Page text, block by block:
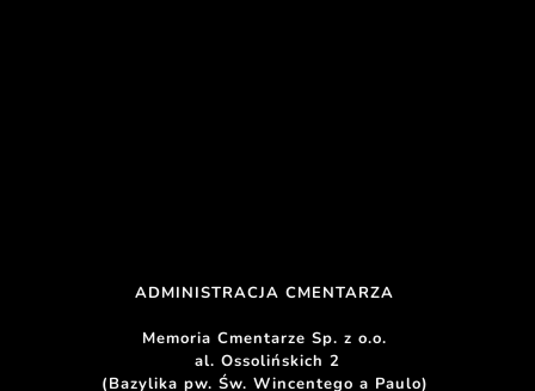
ADMINISTRACJA CMENTARZA
Memoria Cmentarze Sp. z o.o.
al. Ossolińskich 2
(Bazylika pw. Św. Wincentego a Paulo)